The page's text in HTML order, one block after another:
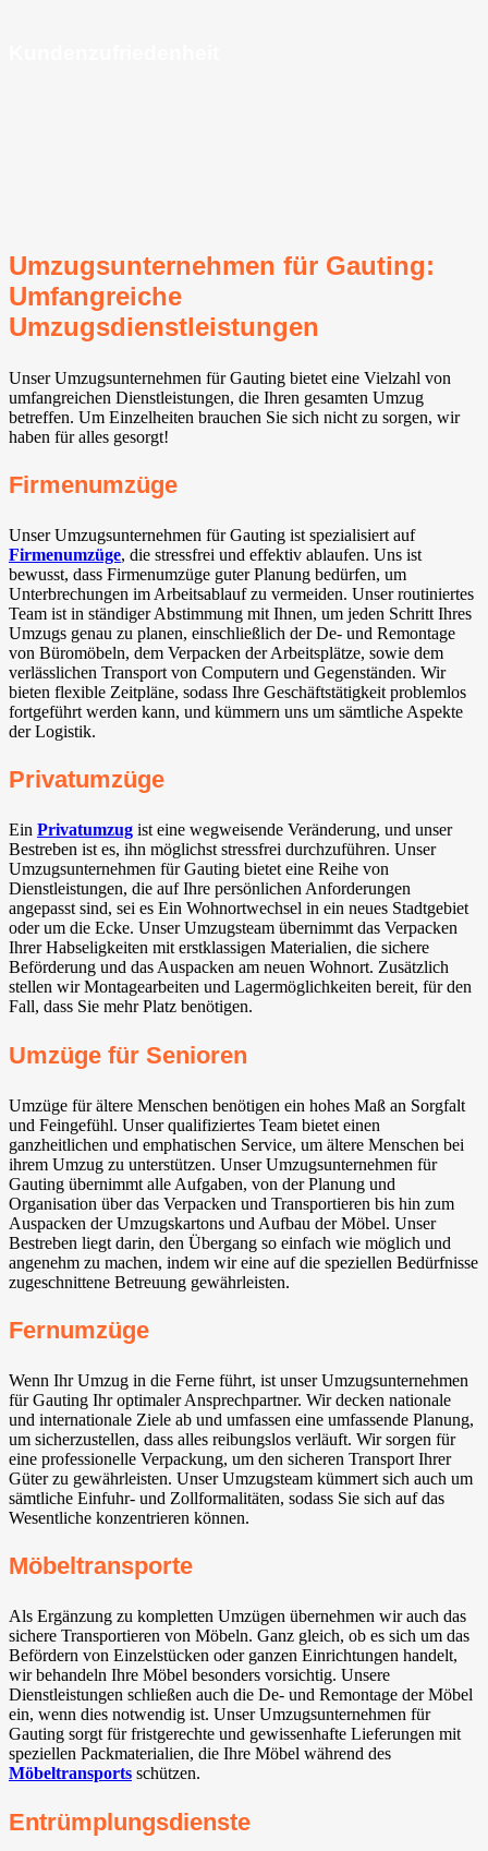
Umzugsunternehmen für Gauting⁠:
Umfangreiche
Umzugsdienstleistungen
Unser Umzugsunternehmen für Gauting⁠ bietet eine Vielzahl von
umfangreichen Dienstleistungen, die Ihren gesamten Umzug
betreffen. Um Einzelheiten brauchen Sie sich nicht zu sorgen, wir
haben für alles gesorgt!
Firmenumzüge
Unser Umzugsunternehmen für Gauting⁠ ist spezialisiert auf
Firmenumzüge, die stressfrei und effektiv ablaufen. Uns ist
bewusst, dass Firmenumzüge guter Planung bedürfen, um
Unterbrechungen im Arbeitsablauf zu vermeiden. Unser routiniertes
Team ist in ständiger Abstimmung mit Ihnen, um jeden Schritt Ihres
Umzugs genau zu planen, einschließlich der De- und Remontage
von Büromöbeln, dem Verpacken der Arbeitsplätze, sowie dem
verlässlichen Transport von Computern und Gegenständen. Wir
bieten flexible Zeitpläne, sodass Ihre Geschäftstätigkeit problemlos
fortgeführt werden kann, und kümmern uns um sämtliche Aspekte
der Logistik.
Privatumzüge
Ein Privatumzug ist eine wegweisende Veränderung, und unser
Bestreben ist es, ihn möglichst stressfrei durchzuführen. Unser
Umzugsunternehmen für Gauting⁠ bietet eine Reihe von
Dienstleistungen, die auf Ihre persönlichen Anforderungen
angepasst sind, sei es Ein Wohnortwechsel in ein neues Stadtgebiet
oder um die Ecke. Unser Umzugsteam übernimmt das Verpacken
Ihrer Habseligkeiten mit erstklassigen Materialien, die sichere
Beförderung und das Auspacken am neuen Wohnort. Zusätzlich
stellen wir Montagearbeiten und Lagermöglichkeiten bereit, für den
Fall, dass Sie mehr Platz benötigen.
Umzüge für Senioren
Umzüge für ältere Menschen benötigen ein hohes Maß an Sorgfalt
und Feingefühl. Unser qualifiziertes Team bietet einen
ganzheitlichen und emphatischen Service, um ältere Menschen bei
ihrem Umzug zu unterstützen. Unser Umzugsunternehmen für
Gauting⁠ übernimmt alle Aufgaben, von der Planung und
Organisation über das Verpacken und Transportieren bis hin zum
Auspacken der Umzugskartons und Aufbau der Möbel. Unser
Bestreben liegt darin, den Übergang so einfach wie möglich und
angenehm zu machen, indem wir eine auf die speziellen Bedürfnisse
zugeschnittene Betreuung gewährleisten.
Fernumzüge
Wenn Ihr Umzug in die Ferne führt, ist unser Umzugsunternehmen
für Gauting⁠ Ihr optimaler Ansprechpartner. Wir decken nationale
und internationale Ziele ab und umfassen eine umfassende Planung,
um sicherzustellen, dass alles reibungslos verläuft. Wir sorgen für
eine professionelle Verpackung, um den sicheren Transport Ihrer
Güter zu gewährleisten. Unser Umzugsteam kümmert sich auch um
sämtliche Einfuhr- und Zollformalitäten, sodass Sie sich auf das
Wesentliche konzentrieren können.
Möbeltransporte
Als Ergänzung zu kompletten Umzügen übernehmen wir auch das
sichere Transportieren von Möbeln. Ganz gleich, ob es sich um das
Befördern von Einzelstücken oder ganzen Einrichtungen handelt,
wir behandeln Ihre Möbel besonders vorsichtig. Unsere
Dienstleistungen schließen auch die De- und Remontage der Möbel
ein, wenn dies notwendig ist. Unser Umzugsunternehmen für
Gauting⁠ sorgt für fristgerechte und gewissenhafte Lieferungen mit
speziellen Packmaterialien, die Ihre Möbel während des
Möbeltransports schützen.
Entrümplungsdienste